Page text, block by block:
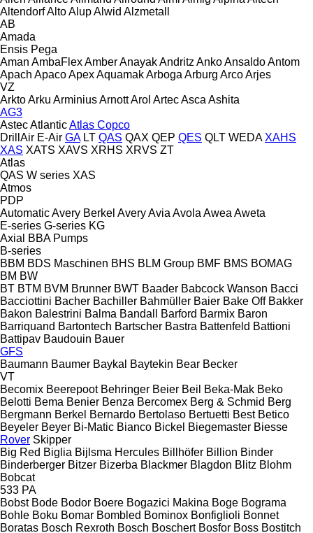
AltendorfAltoAlupAlwid Alzmetall
AB
Amada
Ensis Pega
Aman AmbaFlexAmberAnayakAndritz AnkoAnsaldoAntom
Apach ApacoApexAquamakArboga Arburg ArcoArjes
VZ
ArktoArku ArminiusArnottArol ArtecAsca Ashita
AG3
AstecAtlanticAtlas Copco
DrillAir E-Air GA LT QAS QAX QEP QES QLT WEDA XAHS
XAS XATS XAVS XRHS XRVS ZT
Atlas
QAS W series XAS
Atmos
PDP
AutomaticAvery Berkel AveryAvia Avola Awea Aweta
E-series G-series KG
Axial
BBA Pumps
B-series
BBM BDS Maschinen BHS BLM Group BMF BMS BOMAG
BM BW
BT BTM BVM Brunner BWT Baader Babcock Wanson Bacci
Bacciottini Bacher Bachiller Bahmüller Baier Bake Off Bakker
Bakon Balestrini Balma Bandall Barford Barmix Baron
Barriquand Bartontech Bartscher Bastra Battenfeld Battioni
Battipav Baudouin Bauer
GFS
Baumann Baumer Baykal Baytekin Bear Becker
VT
Becomix Beerepoot Behringer Beier Beil Beka-Mak Beko
Belotti Bema Benier Benza Bercomex Berg & Schmid Berg
Bergmann Berkel Bernardo Bertolaso Bertuetti Best Betico
Beyeler Beyer Bi-Matic Bianco Bickel Biegemaster Biesse
Rover Skipper
Big Red Biglia Bijlsma Hercules Billhöfer Billion Binder
Binderberger Bitzer Bizerba Blackmer Blagdon Blitz Blohm
Bobcat
533 PA
Bobst Bode Bodor Boere Bogazici Makina Boge Bograma
Bohle Boku Bomar Bombled Bominox Bonfiglioli Bonnet
Boratas Bosch Rexroth Bosch Boschert Bosfor Boss Bostitch